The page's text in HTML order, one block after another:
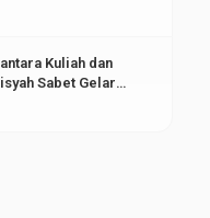
Kuliah dan
Sabet Gelar